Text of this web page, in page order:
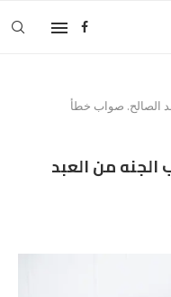
الصالح. صواب خطأ
الجنه من العبد